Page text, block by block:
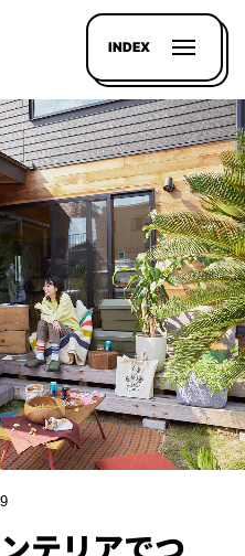
INDEX
記事を
探す
LL
HOUSE
LINE-
UP
WHAT’S